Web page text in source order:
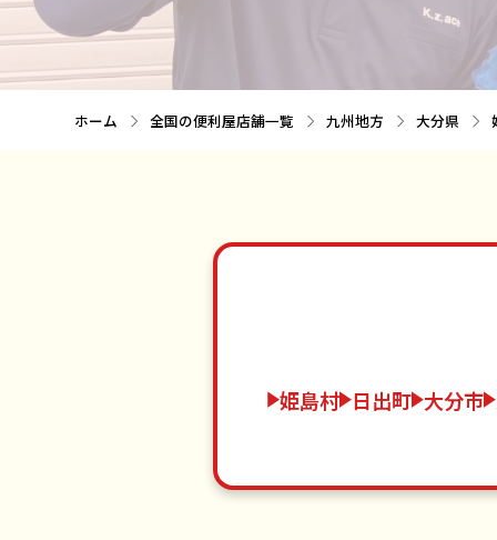
ホーム 全国の便利屋店舗一覧 九州地方 大分県
姫島村 日出町 大分市